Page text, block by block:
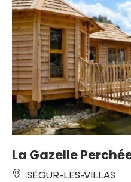
La Gazelle
SÉGUR-LES-VILLAS